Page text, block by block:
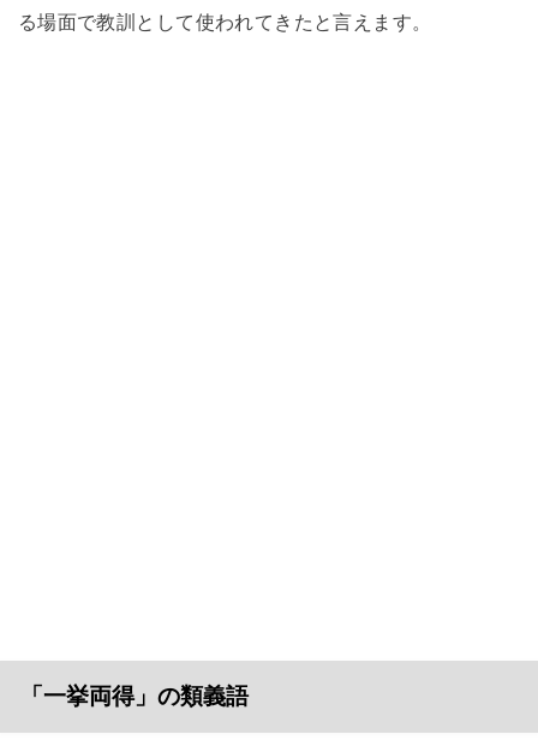
る場面で教訓として使われてきたと言えます。
「一挙両得」の類義語